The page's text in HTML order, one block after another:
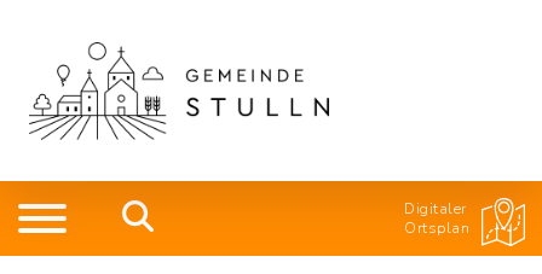
Digitaler
Ortsplan